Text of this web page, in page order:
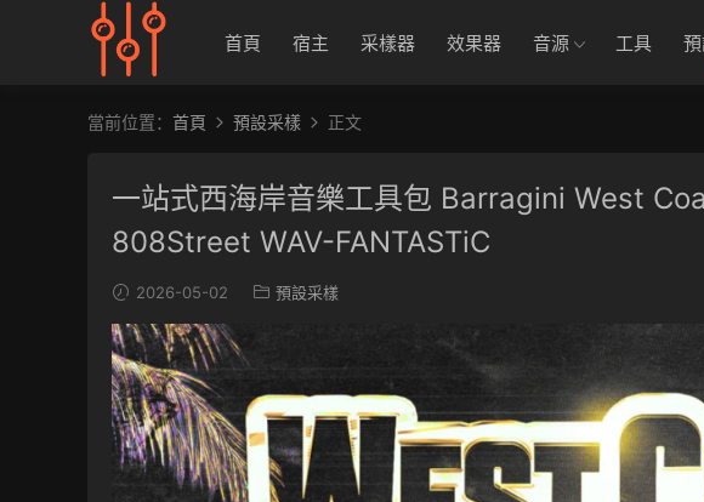
首頁 宿主 采樣器 效果器 音源 工具
當前位置： 首頁 預設采樣 正文
一站式西海岸音樂工具包 Barragini West
808Street WAV-FANTASTiC
2026-05-02 預設采樣